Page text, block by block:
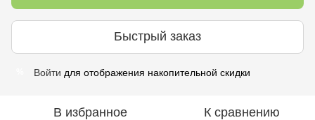
Быстрый заказ
Войти для отображения накопительной скидки
В избранное К сравнению